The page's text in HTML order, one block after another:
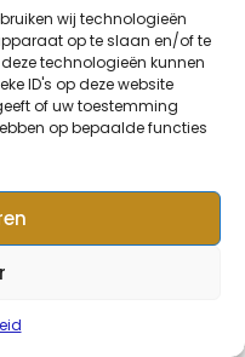
wij technologieën
op te slaan en/of te
technologieën kunnen
ID's op deze website
of uw toestemming
op bepaalde functies